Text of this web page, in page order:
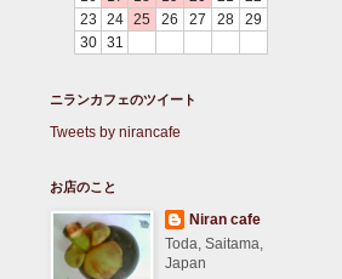
23
24 25 26 27 28
29
30
31
ニランカフェのツイート
Tweets by nirancafe
お店のこと
Niran cafe
Toda, Saitama,
Japan